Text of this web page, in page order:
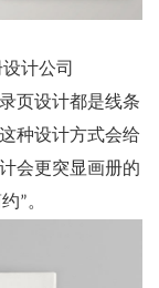
计公司
页设计都是线条
种设计方式会给
会更突显画册的
”。